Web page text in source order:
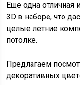
Ещё одна отличная
3D в наборе, что
целые летние
потолке.
Предлагаем
декоративных